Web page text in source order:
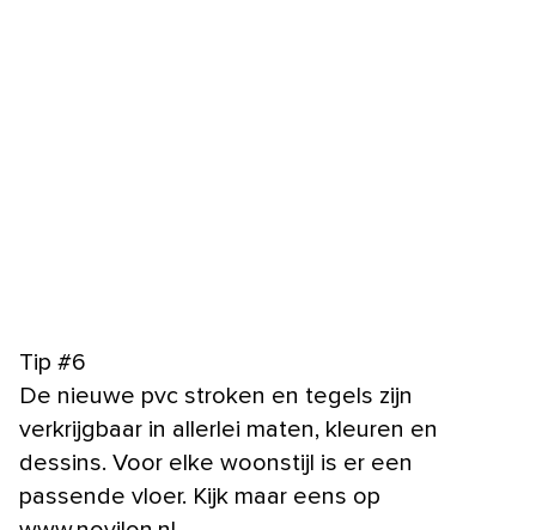
Tip #6
De nieuwe pvc stroken en tegels zijn
verkrijgbaar in allerlei maten, kleuren en
dessins. Voor elke woonstijl is er een
passende vloer. Kijk maar eens op